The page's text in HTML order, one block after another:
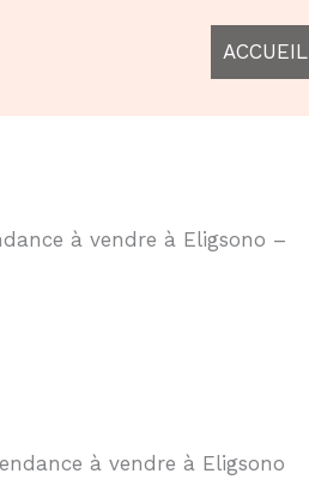
ACCUEIL
à vendre à Eligsono –